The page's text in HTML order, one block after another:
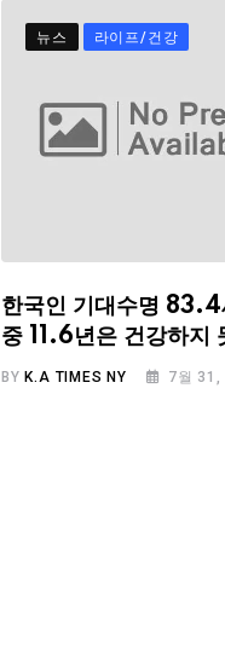
뉴스 라이프/건강
한국인 기대수명
중 11.6년은 건강하지
BYK.A TIMES NY 7월 31,